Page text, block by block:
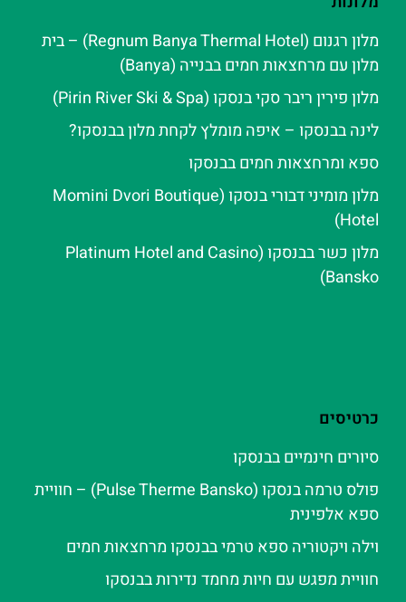
מלון רגנום (Regnum Banya Thermal Hotel) – בית
מלון עם מרחצאות חמים בבנייה (Banya)
מלון פירין ריבר סקי בנסקו (Pirin River Ski & Spa‬)
לינה בבנסקו – איפה מומלץ לקחת מלון בבנסקו?
ספא ומרחצאות חמים בבנסקו
מלון מומיני דבורי בנסקו (Momini Dvori Boutique
Hotel)
מלון כשר בבנסקו (Platinum Hotel and Casino
Bansko)
כרטיסים
סיורים חינמיים בבנסקו
פולס טרמה בנסקו (Pulse Therme Bansko) – חוויית
ספא אלפינית
וילה ויקטוריה ספא טרמי בבנסקו מרחצאות חמים
חוויית מפגש עם חיות מחמד נדירות בבנסקו